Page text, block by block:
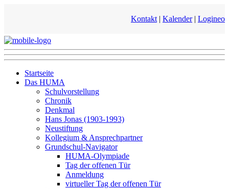
Kontakt | Kalender| Logineo
Startseite
Das HUMA
Schulvorstellung
Chronik
Denkmal
Hans Jonas (1903-1993)
Neustiftung
Kollegium & Ansprechpartner
Grundschul-Navigator
HUMA-Olympiade
Tag der offenen Tür
Anmeldung
virtueller Tag der offenen Tür